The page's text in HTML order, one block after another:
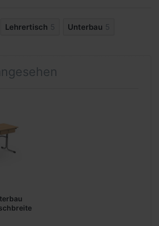
Lehrertisch 5 Unterbau 5